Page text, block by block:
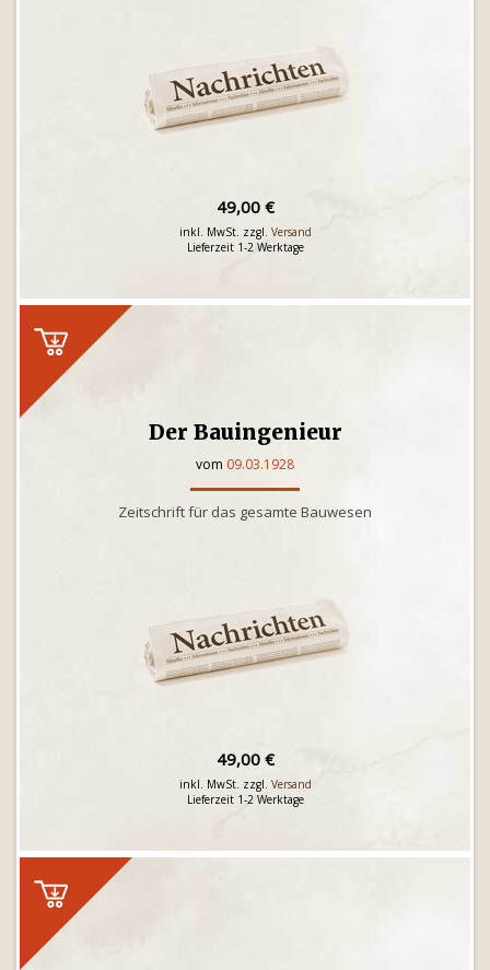
49,00 €
inkl. MwSt. zzgl. Versand
Lieferzeit 1-2 Werktage
Der Bauingenieur
vom 09.03.1928
Zeitschrift für das gesamte Bauwesen
49,00 €
inkl. MwSt. zzgl. Versand
Lieferzeit 1-2 Werktage